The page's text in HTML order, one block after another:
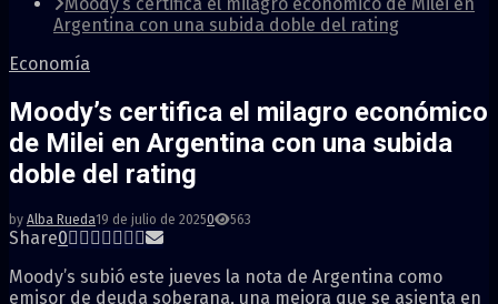
Argentina con una subida doble del rating
Economía
Moody’s certifica el milagro económico
de Milei en Argentina con una subida
doble del rating
by Alba Rueda19 de julio de 20250 563
Share0
Moody’s subió este jueves la nota de Argentina como
emisor de deuda soberana, una mejora que se asienta en